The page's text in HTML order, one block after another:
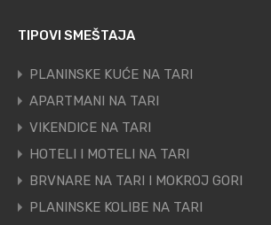
TIPOVI SMEŠTAJA
PLANINSKE KUĆE NA TARI
APARTMANI NA TARI
VIKENDICE NA TARI
HOTELI I MOTELI NA TARI
BRVNARE NA TARI I MOKROJ GORI
PLANINSKE KOLIBE NA TARI